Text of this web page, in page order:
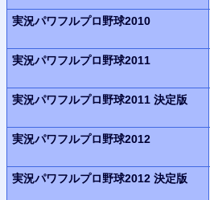
実況パワフルプロ野球2010
実況パワフルプロ野球2011
実況パワフルプロ野球2011 決定版
実況パワフルプロ野球2012
実況パワフルプロ野球2012 決定版